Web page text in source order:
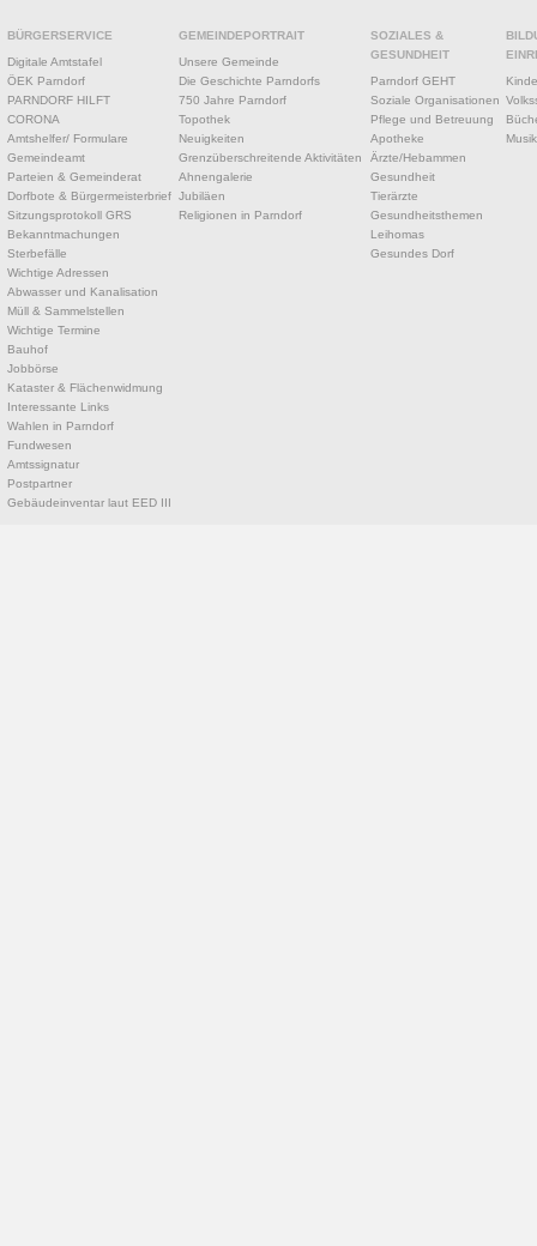
BÜRGERSERVICE
Digitale Amtstafel
ÖEK Parndorf
PARNDORF HILFT
CORONA
Amtshelfer/ Formulare
Gemeindeamt
Parteien & Gemeinderat
Dorfbote & Bürgermeisterbrief
Sitzungsprotokoll GRS
Bekanntmachungen
Sterbefälle
Wichtige Adressen
Abwasser und Kanalisation
Müll & Sammelstellen
Wichtige Termine
Bauhof
Jobbörse
Kataster & Flächenwidmung
Interessante Links
Wahlen in Parndorf
Fundwesen
Amtssignatur
Postpartner
Gebäudeinventar laut EED III
GEMEINDEPORTRAIT
Unsere Gemeinde
Die Geschichte Parndorfs
750 Jahre Parndorf
Topothek
Neuigkeiten
Grenzüberschreitende Aktivitäten
Ahnengalerie
Jubiläen
Religionen in Parndorf
SOZIALES &
GESUNDHEIT
Parndorf GEHT
Soziale Organisationen
Pflege und Betreuung
Apotheke
Ärzte/Hebammen
Gesundheit
Tierärzte
Gesundheitsthemen
Leihomas
Gesundes Dorf